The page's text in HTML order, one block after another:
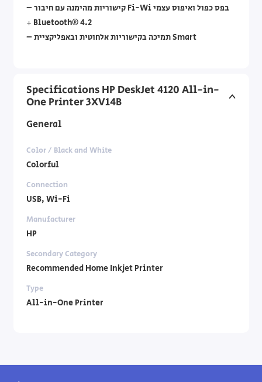
– קישוריות מהימנה עם חיבור Fi-Wi בפס כפול ואיפוס עצמי
+ Bluetooth® 4.2
– תמיכה בקישוריות אלחוטית ובאפליקציית Smart
Specifications HP DeskJet 4120 All-in-
One Printer 3XV14B
General
Color / Black and White
Colorful
Connection
USB, Wi-Fi
Manufacturer
HP
Secondary Category
Recommended Home Inkjet Printer
Type
All-in-One Printer